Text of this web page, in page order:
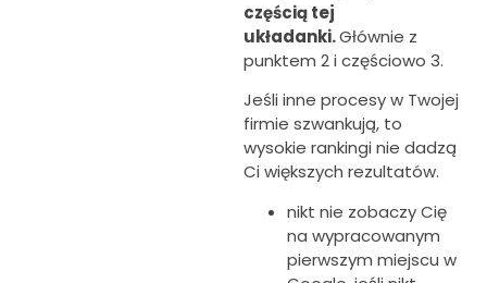
częścią tej
układanki.Głównie z
punktem 2 i częściowo 3.
Jeśli inne procesy w Twojej
firmie szwankują, to
wysokie rankingi nie dadzą
Ci większych rezultatów.
nikt nie zobaczy Cię
na wypracowanym
pierwszym miejscu w